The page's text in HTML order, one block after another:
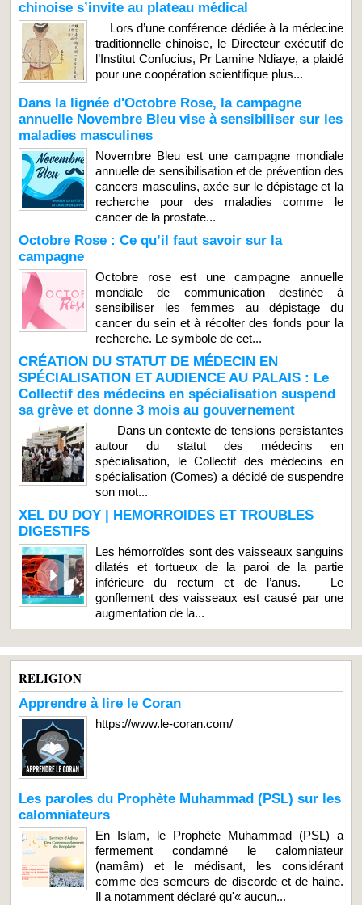
chinoise s’invite au plateau médical
Lors d’une conférence dédiée à la médecine
traditionnelle chinoise, le Directeur exécutif de
l’Institut Confucius, Pr Lamine Ndiaye, a plaidé
pour une coopération scientifique plus...
Dans la lignée d'Octobre Rose, la campagne
annuelle Novembre Bleu vise à sensibiliser sur les
maladies masculines
Novembre Bleu est une campagne mondiale
annuelle de sensibilisation et de prévention des
cancers masculins, axée sur le dépistage et la
recherche pour des maladies comme le
cancer de la prostate...
Octobre Rose : Ce qu’il faut savoir sur la
campagne
Octobre rose est une campagne annuelle
mondiale de communication destinée à
sensibiliser les femmes au dépistage du
cancer du sein et à récolter des fonds pour la
recherche. Le symbole de cet...
CRÉATION DU STATUT DE MÉDECIN EN
SPÉCIALISATION ET AUDIENCE AU PALAIS : Le
Collectif des médecins en spécialisation suspend
sa grève et donne 3 mois au gouvernement
Dans un contexte de tensions persistantes
autour du statut des médecins en
spécialisation, le Collectif des médecins en
spécialisation (Comes) a décidé de suspendre
son mot...
XEL DU DOY | HEMORROIDES ET TROUBLES
DIGESTIFS
Les hémorroïdes sont des vaisseaux sanguins
dilatés et tortueux de la paroi de la partie
inférieure du rectum et de l’anus. Le
gonflement des vaisseaux est causé par une
augmentation de la...
RELIGION
Apprendre à lire le Coran
https://www.le-coran.com/
Les paroles du Prophète Muhammad (PSL) sur les
calomniateurs
En Islam, le Prophète Muhammad (PSL) a
fermement condamné le calomniateur
(namâm) et le médisant, les considérant
comme des semeurs de discorde et de haine.
Il a notamment déclaré qu'« aucun...